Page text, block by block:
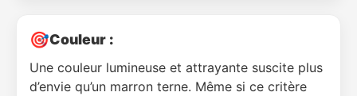
🎯Couleur :
Une couleur lumineuse et attrayante suscite plus
d’envie qu’un marron terne. Même si ce critère